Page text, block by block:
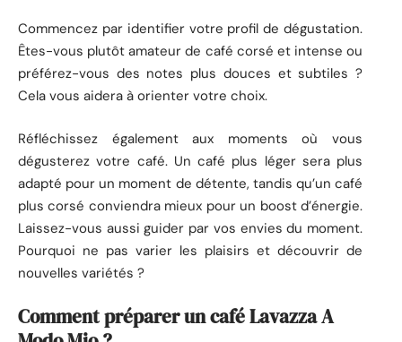
Commencez par identifier votre profil de dégustation.
Êtes-vous plutôt amateur de café corsé et intense ou
préférez-vous des notes plus douces et subtiles ?
Cela vous aidera à orienter votre choix.
Réfléchissez également aux moments où vous
dégusterez votre café. Un café plus léger sera plus
adapté pour un moment de détente, tandis qu’un café
plus corsé conviendra mieux pour un boost d’énergie.
Laissez-vous aussi guider par vos envies du moment.
Pourquoi ne pas varier les plaisirs et découvrir de
nouvelles variétés ?
Comment préparer un café Lavazza A